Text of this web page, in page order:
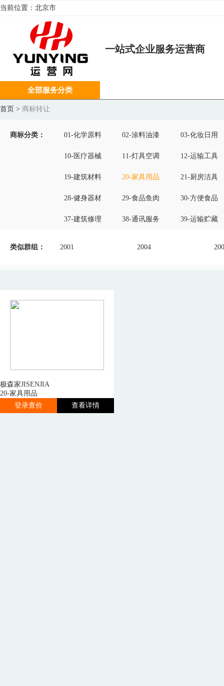
当前位置： 北京市
一站式企业服务运营商
全部服务分类
首页 > 商标转让
商标分类： 01-化学原料 02-涂料油漆 03-化妆日用
10-医疗器械 11-灯具空调 12-运输工具
19-建筑材料 20-家具用品 21-厨房洁具
28-健身器材 29-食品鱼肉 30-方便食品
37-建筑修理 38-通讯服务 39-运输贮藏
类似群组： 2001 2004
极森家JISENJIA
20-家具用品
登录查价
查看详情